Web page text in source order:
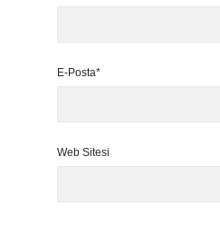
E-Posta*
Web Sitesi